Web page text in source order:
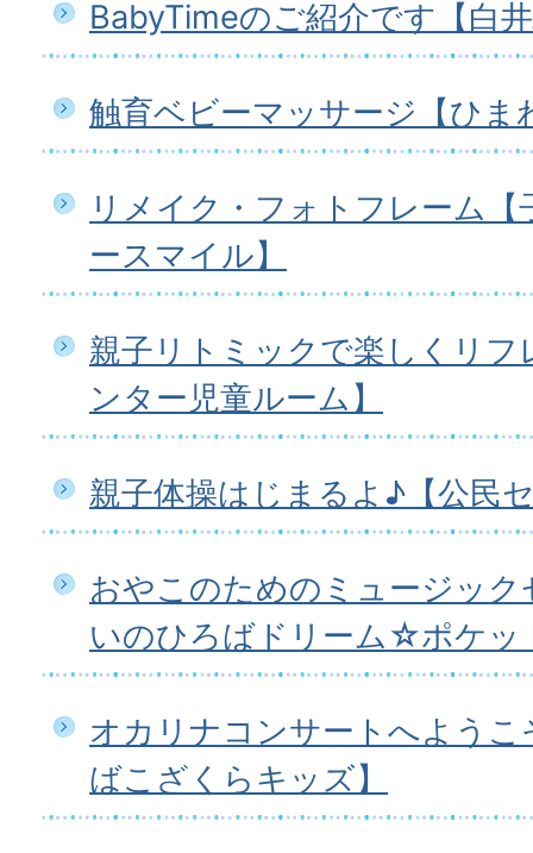
BabyTimeのご紹介です【白
触育ベビーマッサージ【ひま
リメイク・フォトフレーム
ースマイル】
親子リトミックで楽しくリフ
ンター児童ルーム】
親子体操はじまるよ♪【公民
おやこのためのミュージッ
いのひろばドリーム☆ポケッ
オカリナコンサートへよう
ばこざくらキッズ】